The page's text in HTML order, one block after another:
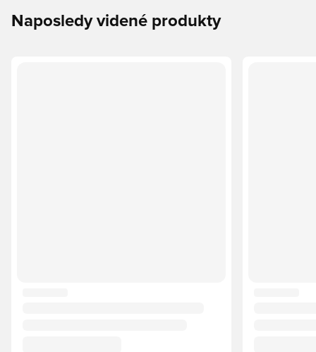
Naposledy videné produkty